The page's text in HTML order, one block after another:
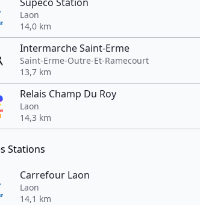
Laon
14,0 km
Intermarche Saint-Erme
Saint-Erme-Outre-Et-Ramecourt
13,7 km
Relais Champ Du Roy
Laon
14,3 km
Stations
Carrefour Laon
Laon
14,1 km